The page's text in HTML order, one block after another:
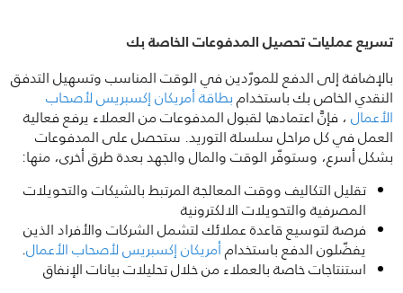
تسريع عمليات تحصيل المدفوعات الخاصة بك
بالإضافة إلى الدفع للمورّدين في الوقت المناسب وتسهيل التدفق
النقدي الخاص بك باستخدام بطاقة أمريكان إكسبريس لأصحاب
الأعمال ، فإنَّ اعتمادها لقبول المدفوعات من العملاء يرفع فعالية
العمل في كل مراحل سلسلة التوريد. ستحصل على المدفوعات
بشكل أسرع، وستوفّر الوقت والمال والجهد بعدة طرق أخرى، منها:
تقليل التكاليف ووقت المعالجة المرتبط بالشيكات والتحويلات
المصرفية والتحويلات الالكترونية
فرصة لتوسيع قاعدة عملائك لتشمل الشركات والأفراد الذين
يفضّلون الدفع باستخدامأمريكان إكسبريس لأصحاب الأعمال.
استنتاجات خاصة بالعملاء من خلال تحليلات بيانات الإنفاق